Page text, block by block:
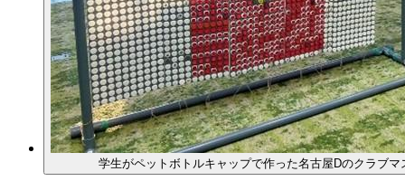
学生がペットボトルキャップで作った名古屋Dのクラブ